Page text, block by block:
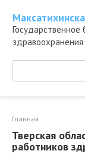
контенту
Поиск:
Главная
Тверская
работников